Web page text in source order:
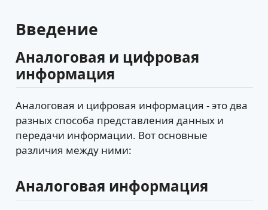
Введение
Аналоговая и цифровая
информация
Аналоговая и цифровая информация - это два
разных способа представления данных и
передачи информации. Вот основные
различия между ними:
Аналоговая информация